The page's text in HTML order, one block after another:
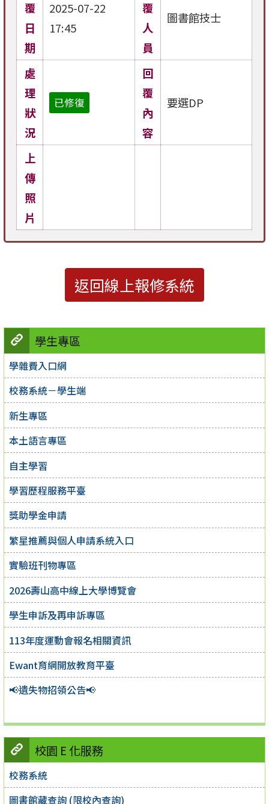
學生專區
學雜費入口網
校務系統－學生端
新生專區
本土語言專區
自主學習
學習歷程服務平臺
獎助學金申請
繁星推薦與個人申請系統入口
實驗班刊物專區
2026壽山高中線上大學博覽會
學生申訴及再申訴專區
113年度運動會報名相關資訊
Ewant育網開放教育平臺
📢遺失物招領公告📢
校園 E 化服務
校務系統
圖書館藏查詢 (限校內查詢)
覆
日
期
2025-07-22
17:45
覆
人
員
圖書館技士
處
理
狀
況
已修復
回
覆
內
容
要選DP
上
傳
照
片
返回線上報修系統